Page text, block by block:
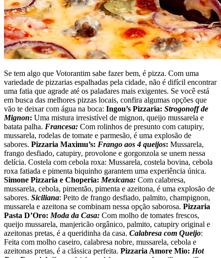
Se tem algo que Votorantim sabe fazer bem, é pizza. Com uma
variedade de pizzarias espalhadas pela cidade, não é difícil encontrar
uma fatia que agrade até os paladares mais exigentes. Se você está
em busca das melhores pizzas locais, confira algumas opções que
vão te deixar com água na boca: Ingou’s Pizzaria: Strogonoff de
Mignon: Uma mistura irresistível de mignon, queijo mussarela e
batata palha. Francesa: Com rolinhos de presunto com catupiry,
mussarela, rodelas de tomate e parmesão, é uma explosão de
sabores. Pizzaria Maximu’s: Frango aos 4 queijos: Mussarela,
frango desfiado, catupiry, provolone e gorgonzola se unem nessa
delícia. Costela com cebola roxa: Mussarela, costela bovina, cebola
roxa fatiada e pimenta biquinho garantem uma experiência única.
Simone Pizzaria e Choperia: Mexicana: Com calabresa,
mussarela, cebola, pimentão, pimenta e azeitona, é uma explosão de
sabores. Siciliana: Peito de frango desfiado, palmito, champignon,
mussarela e azeitona se combinam nessa opção saborosa. Pizzaria
Pasta D’Oro: Moda da Casa: Com molho de tomates frescos,
queijo mussarela, manjericão orgânico, palmito, catupiry original e
azeitonas pretas, é a queridinha da casa. Calabresa com Queijo:
Feita com molho caseiro, calabresa nobre, mussarela, cebola e
azeitonas pretas, é a clássica perfeita. Pizzaria Amore Mio: Hot